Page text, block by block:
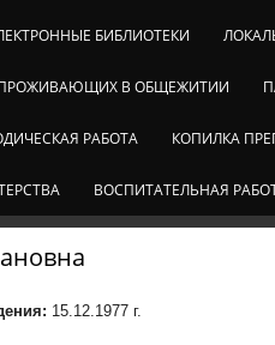
БИБЛИОТЕКИ
В ОБЩЕЖИТИИ
РАБОТА КОПИЛКА
ВОСПИТАТЕЛЬНАЯ
15.12.1977 г.